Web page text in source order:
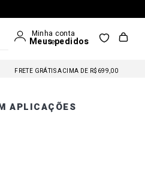
NAS COMPRAS A PARTIR DE R$699
APLICAÇÕES